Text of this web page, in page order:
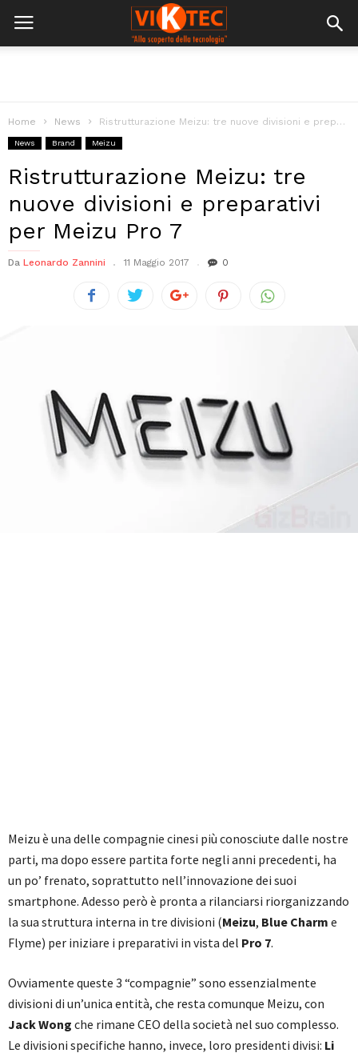
Home News Ristrutturazione Meizu: tre nuove divisioni e preparativi per Meizu Pro 7
News Brand Meizu
Ristrutturazione Meizu: tre
nuove divisioni e preparativi
per Meizu Pro 7
Da Leonardo Zannini 11 Maggio 2017 0
Meizu è una delle compagnie cinesi più conosciute dalle nostre
parti, ma dopo essere partita forte negli anni precedenti, ha
un po’ frenato, soprattutto nell’innovazione dei suoi
smartphone. Adesso però è pronta a rilanciarsi riorganizzando
la sua struttura interna in tre divisioni (Meizu, Blue Charm e
Flyme) per iniziare i preparativi in vista del Pro 7.
Ovviamente queste 3 “compagnie” sono essenzialmente
divisioni di un’unica entità, che resta comunque Meizu, con
Jack Wong che rimane CEO della società nel suo complesso.
Le divisioni specifiche hanno, invece, loro presidenti divisi: Li